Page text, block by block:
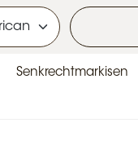
Senkrechtmarkisen